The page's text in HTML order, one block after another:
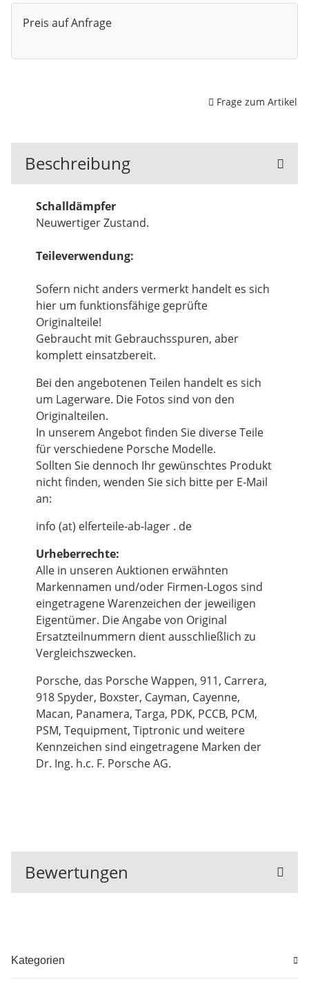
Preis auf Anfrage
Frage zum Artikel
Beschreibung
Schalldämpfer
Neuwertiger Zustand.
Teileverwendung:
Sofern nicht anders vermerkt handelt es sich
hier um funktionsfähige geprüfte
Originalteile!
Gebraucht mit Gebrauchsspuren, aber
komplett einsatzbereit.
Bei den angebotenen Teilen handelt es sich
um Lagerware. Die Fotos sind von den
Originalteilen.
In unserem Angebot finden Sie diverse Teile
für verschiedene Porsche Modelle.
Sollten Sie dennoch Ihr gewünschtes Produkt
nicht finden, wenden Sie sich bitte per E-Mail
an:
info (at) elferteile-ab-lager . de
Urheberrechte:
Alle in unseren Auktionen erwähnten
Markennamen und/oder Firmen-Logos sind
eingetragene Warenzeichen der jeweiligen
Eigentümer. Die Angabe von Original
Ersatzteilnummern dient ausschließlich zu
Vergleichszwecken.
Porsche, das Porsche Wappen, 911, Carrera,
918 Spyder, Boxster, Cayman, Cayenne,
Macan, Panamera, Targa, PDK, PCCB, PCM,
PSM, Tequipment, Tiptronic und weitere
Kennzeichen sind eingetragene Marken der
Dr. Ing. h.c. F. Porsche AG.
Bewertungen
Kategorien